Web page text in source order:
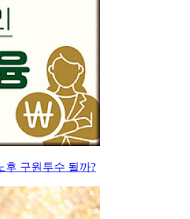
후 구원투수 될까?